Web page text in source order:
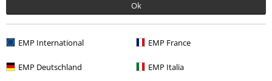
Ok
EMP International EMP France
EMP Deutschland EMP Italia
Kvalité
Design
Passform